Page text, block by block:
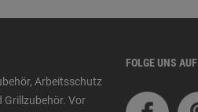
Arbeitsschutz
Grillzubehör. Vor
FOLGE UNS AUF